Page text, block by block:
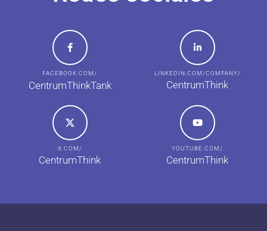
FACEBOOK.COM/
CentrumThinkTank
LINKEDIN.COM/COMPANY/
CentrumThink
X.COM/
CentrumThink
YOUTUBE.COM/
CentrumThink